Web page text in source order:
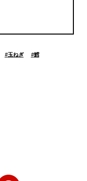
#玉ねぎ #鱈